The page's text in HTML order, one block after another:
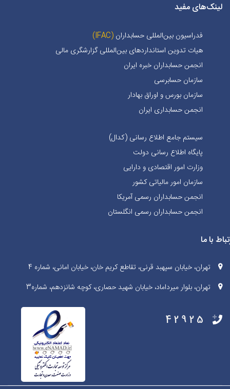
لینک‌های مفید
فدراسیون بین‌المللی حسابداران (IFAC)
هیات تدوین استانداردهای بین‌المللی گزارشگری مالی
انجمن حسابداران خبره ايران
سازمان حسابرسی
سازمان بورس و اوراق بهادار
انجمن حسابداری ایران
سیستم جامع اطلاع رسانی (کدال)
پایگاه اطلاع رسانی دولت
وزارت امور اقتصادی و دارایی
سازمان امور مالیاتی کشور
انجمن حسابداران رسمی آمریکا
انجمن حسابداران رسمی انگلستان
با ما
تهران، خیابان سپهبد قرنی، تقاطع کریم خان، خیابان امانی، شماره 4
تهران، بلوار میرداماد، خیابان شهید حصاری، کوچه شانزدهم، شماره3
42925